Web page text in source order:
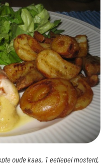
oude kaas, 1 eetlepel mosterd,